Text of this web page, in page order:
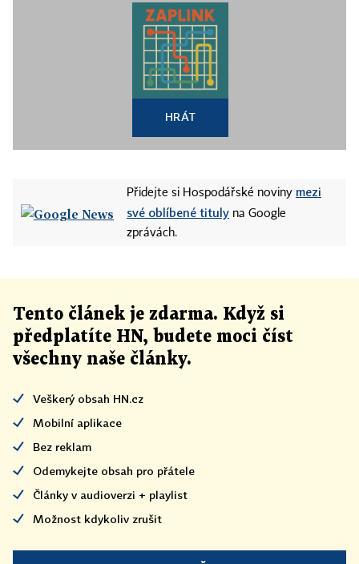
HRÁT
Přidejte si Hospodářské noviny mezi
své oblíbené tituly na Google
zprávách.
Tento článek je zdarma. Když si
předplatíte HN, budete moci číst
všechny naše články.
Veškerý obsah HN.cz
Mobilní aplikace
Bez reklam
Odemykejte obsah pro přátele
Články v audioverzi + playlist
Možnost kdykoliv zrušit